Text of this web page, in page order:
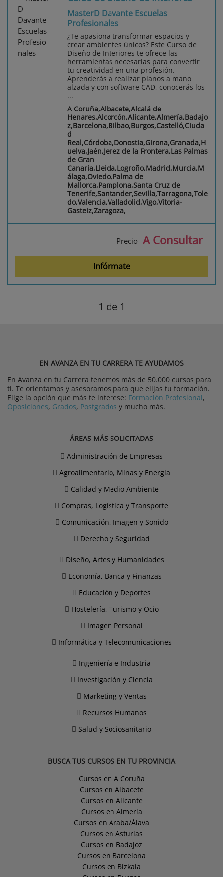
MasterD Davante Escuelas
Profesionales
¿Te apasiona transformar espacios y
crear ambientes únicos? Este Curso de
Diseño de Interiores te ofrece las
herramientas necesarias para convertir
tu creatividad en una profesión.
Aprenderás a realizar planos a mano
alzada y con software CAD, conocerás los
...
A Coruña,Albacete,Alcalá de
Henares,Alcorcón,Alicante,Almería,Badajo
z,Barcelona,Bilbao,Burgos,Castelló,Ciuda
d
Real,Córdoba,Donostia,Girona,Granada,H
uelva,Jaén,Jerez de la Frontera,Las Palmas
de Gran
Canaria,Lleida,Logroño,Madrid,Murcia,M
álaga,Oviedo,Palma de
Mallorca,Pamplona,Santa Cruz de
Tenerife,Santander,Sevilla,Tarragona,Tole
do,Valencia,Valladolid,Vigo,Vitoria-
Gasteiz,Zaragoza,
Precio A Consultar
Infórmate
1 de 1
EN AVANZA EN TU CARRERA TE AYUDAMOS
En Avanza en tu Carrera tenemos más de 50.000 cursos para
ti. Te orientamos y asesoramos para que elijas tu formación.
Elige la opción que más te interese: Formación Profesional,
Oposiciones, Grados, Postgrados y mucho más.
ÁREAS MÁS SOLICITADAS
Administración de Empresas
Agroalimentario, Minas y Energía
Calidad y Medio Ambiente
Compras, Logística y Transporte
Comunicación, Imagen y Sonido
Derecho y Seguridad
Diseño, Artes y Humanidades
Economía, Banca y Finanzas
Educación y Deportes
Hostelería, Turismo y Ocio
Imagen Personal
Informática y Telecomunicaciones
Ingeniería e Industria
Investigación y Ciencia
Marketing y Ventas
Recursos Humanos
Salud y Sociosanitario
BUSCA TUS CURSOS EN TU PROVINCIA
Cursos en A Coruña
Cursos en Albacete
Cursos en Alicante
Cursos en Almería
Cursos en Araba/Álava
Cursos en Asturias
Cursos en Badajoz
Cursos en Barcelona
Cursos en Bizkaia